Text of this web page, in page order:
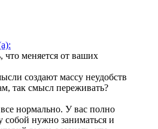
что меняется от ваших
создают массу неудобств
так смысл переживать?
нормально. У вас полно
собой нужно заниматься и